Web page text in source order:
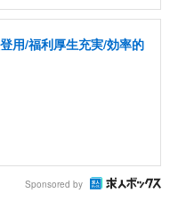
用/福利厚生充実/効率的
Sponsored by